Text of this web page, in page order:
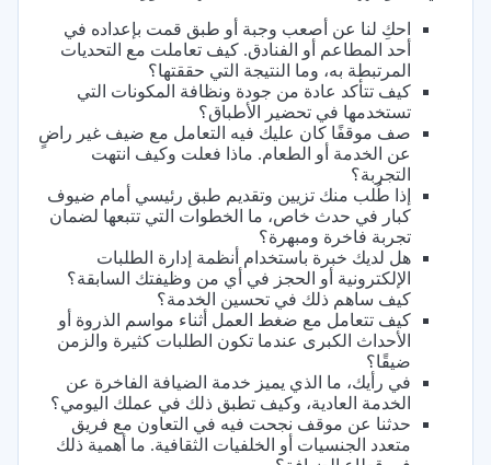
احكِ لنا عن أصعب وجبة أو طبق قمت بإعداده في
أحد المطاعم أو الفنادق. كيف تعاملت مع التحديات
المرتبطة به، وما النتيجة التي حققتها؟
كيف تتأكد عادة من جودة ونظافة المكونات التي
تستخدمها في تحضير الأطباق؟
صف موقفًا كان عليك فيه التعامل مع ضيف غير راضٍ
عن الخدمة أو الطعام. ماذا فعلت وكيف انتهت
التجربة؟
إذا طُلب منك تزيين وتقديم طبق رئيسي أمام ضيوف
كبار في حدث خاص، ما الخطوات التي تتبعها لضمان
تجربة فاخرة ومبهرة؟
هل لديك خبرة باستخدام أنظمة إدارة الطلبات
الإلكترونية أو الحجز في أي من وظيفتك السابقة؟
كيف ساهم ذلك في تحسين الخدمة؟
كيف تتعامل مع ضغط العمل أثناء مواسم الذروة أو
الأحداث الكبرى عندما تكون الطلبات كثيرة والزمن
ضيقًا؟
في رأيك، ما الذي يميز خدمة الضيافة الفاخرة عن
الخدمة العادية، وكيف تطبق ذلك في عملك اليومي؟
حدثنا عن موقف نجحت فيه في التعاون مع فريق
متعدد الجنسيات أو الخلفيات الثقافية. ما أهمية ذلك